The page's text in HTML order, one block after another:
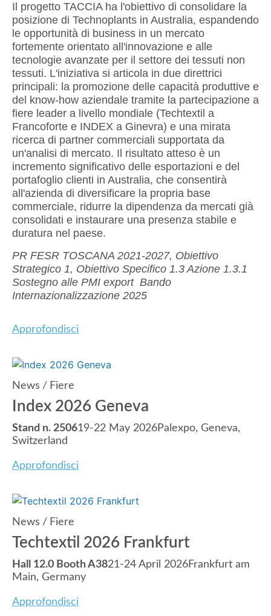
Il progetto TACCIA ha l'obiettivo di consolidare la
posizione di Technoplants in Australia, espandendo
le opportunità di business in un mercato
fortemente orientato all'innovazione e alle
tecnologie avanzate per il settore dei tessuti non
tessuti. L'iniziativa si articola in due direttrici
principali: la promozione delle capacità produttive e
del know-how aziendale tramite la partecipazione a
fiere leader a livello mondiale (Techtextil a
Francoforte e INDEX a Ginevra) e una mirata
ricerca di partner commerciali supportata da
un'analisi di mercato. Il risultato atteso è un
incremento significativo delle esportazioni e del
portafoglio clienti in Australia, che consentirà
all'azienda di diversificare la propria base
commerciale, ridurre la dipendenza da mercati già
consolidati e instaurare una presenza stabile e
duratura nel paese.
PR FESR TOSCANA 2021-2027, Obiettivo
Strategico 1, Obiettivo Specifico 1.3 Azione 1.3.1
Sostegno alle PMI export Bando
Internazionalizzazione 2025
Approfondisci
News / Fiere
Index 2026 Geneva
Stand n. 250619-22 May 2026Palexpo, Geneva,
Switzerland
Approfondisci
News / Fiere
Techtextil 2026 Frankfurt
Hall 12.0 Booth A3821-24 April 2026Frankfurt am
Main, Germany
Approfondisci